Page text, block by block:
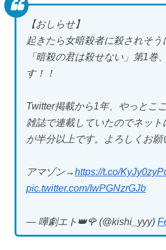
【おしらせ】
起きたら女暗殺者に殺されそ
「暗殺の君は殺せない」第1巻
す！！
Twitter掲載から1年、やっとこ
雑誌で連載していたのでネット
が半分以上です。よろしくお
アマゾン→https://t.co/
pic.twitter.com/IwPGNzrGJb
— 嘩劇エト👑🌹 (@kishi_yyy)